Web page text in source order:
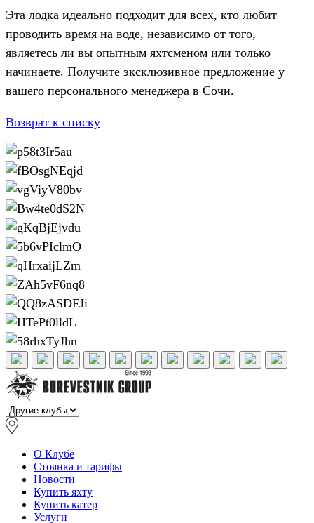
Эта лодка идеально подходит для всех, кто любит
проводить время на воде, независимо от того,
являетесь ли вы опытным яхтсменом или только
начинаете. Получите эксклюзивное предложение у
вашего персонального менеджера в Сочи.
Возврат к списку
О Клубе
Стоянка и тарифы
Новости
Купить яхту
Купить катер
Услуги